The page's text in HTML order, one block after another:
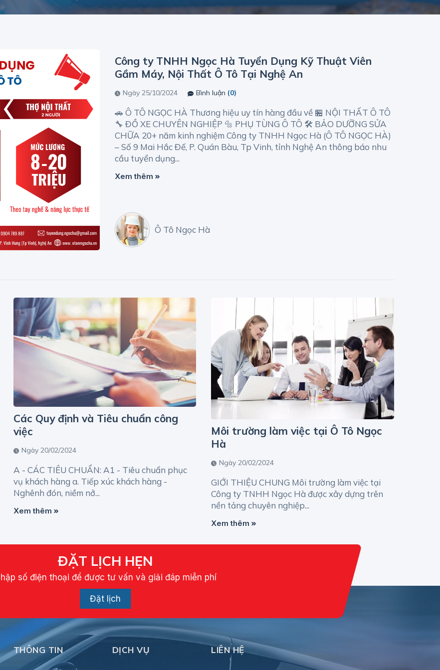
Công ty TNHH Ngọc Hà Tuyển Dụng Kỹ Thuật Viên
Gầm Máy, Nội Thất Ô Tô Tại Nghệ An
Ngày 25/10/2024 Bình luận (0)
🚗 Ô TÔ NGỌC HÀ Thương hiệu uy tín hàng đầu về 🏪 NỘI THẤT Ô TÔ
🔧 ĐỒ XE CHUYÊN NGHIỆP 🔩 PHỤ TÙNG Ô TÔ 🛠️ BẢO DƯỠNG SỬA
CHỮA 20+ năm kinh nghiệm Công ty TNHH Ngọc Hà (Ô TÔ NGỌC HÀ)
– Số 9 Mai Hắc Đế, P. Quán Bàu, Tp Vinh, tỉnh Nghệ An thông báo nhu
cầu tuyển dụng...
Xem thêm
Ô Tô Ngọc Hà
Các Quy định và Tiêu chuẩn công
việc
Ngày 20/02/2024
A - CÁC TIÊU CHUẨN: A1 - Tiêu chuẩn phục
vụ khách hàng a. Tiếp xúc khách hàng -
Nghênh đón, niềm nở...
Xem thêm
Môi trường làm việc tại Ô Tô Ngọc
Hà
Ngày 20/02/2024
GIỚI THIỆU CHUNG Môi trường làm việc tại
Công ty TNHH Ngọc Hà được xây dựng trên
nền tảng chuyên nghiệp...
Xem thêm
ĐẶT LỊCH HẸN
số điện thoại để được tư vấn và giải đáp miễn phí
Đặt lịch
THÔNG TIN DỊCH VỤ LIÊN HỆ